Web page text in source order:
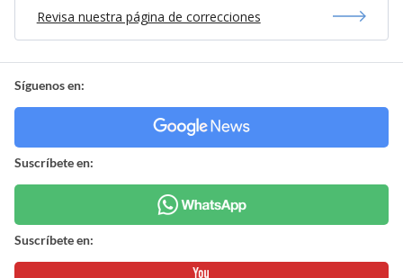
Revisa nuestra página de correcciones
Síguenos en:
Suscríbete en:
Suscríbete en: